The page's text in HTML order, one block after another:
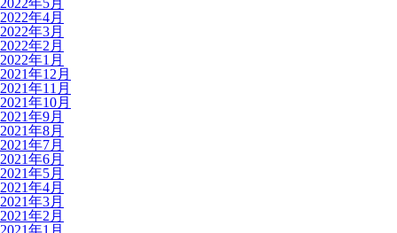
2022年5月
2022年4月
2022年3月
2022年2月
2022年1月
2021年12月
2021年11月
2021年10月
2021年9月
2021年8月
2021年7月
2021年6月
2021年5月
2021年4月
2021年3月
2021年2月
2021年1月